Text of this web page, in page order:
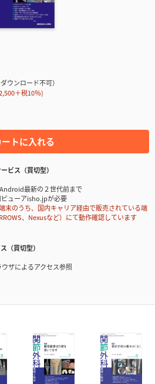
ウンロード不可）
＋税10％)
ートに入れる
ビス（買切型）
最新の２世代前まで
ューアisho.jpが必要
のうち、国内キャリア経由で販売されている端
、Nexusなど）にて動作確認しています
（買切型）
ザによるアクセス参照